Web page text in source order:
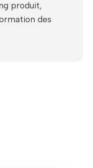
produit,
des